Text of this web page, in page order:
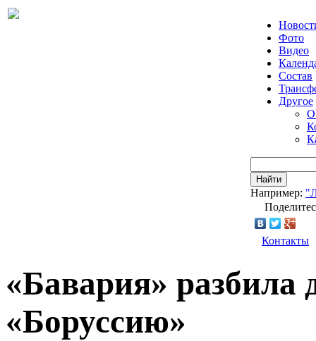
Фото
Видео
Состав
Другое
О
Найти
Например:
Контакты
«Бавария» разбила
«Боруссию»